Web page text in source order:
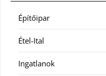
Építőipar
Étel-Ital
Ingatlanok